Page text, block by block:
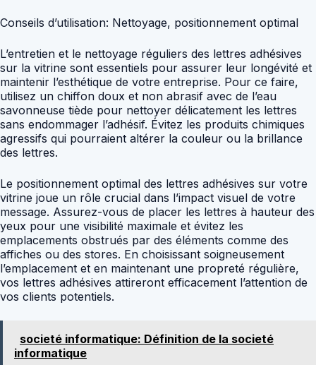
Conseils d’utilisation: Nettoyage, positionnement optimal
L’entretien et le nettoyage réguliers des lettres adhésives
sur la vitrine sont essentiels pour assurer leur longévité et
maintenir l’esthétique de votre entreprise. Pour ce faire,
utilisez un chiffon doux et non abrasif avec de l’eau
savonneuse tiède pour nettoyer délicatement les lettres
sans endommager l’adhésif. Évitez les produits chimiques
agressifs qui pourraient altérer la couleur ou la brillance
des lettres.
Le positionnement optimal des lettres adhésives sur votre
vitrine joue un rôle crucial dans l’impact visuel de votre
message. Assurez-vous de placer les lettres à hauteur des
yeux pour une visibilité maximale et évitez les
emplacements obstrués par des éléments comme des
affiches ou des stores. En choisissant soigneusement
l’emplacement et en maintenant une propreté régulière,
vos lettres adhésives attireront efficacement l’attention de
vos clients potentiels.
societé informatique: Définition de la societé
informatique